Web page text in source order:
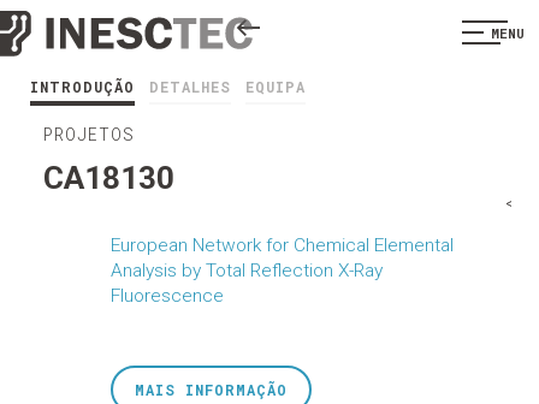
MENU
INTRODUÇÃO DETALHES EQUIPA
PROJETOS
CA18130
European Network for Chemical Elemental
Analysis by Total Reflection X-Ray
Fluorescence
<
MAIS INFORMAÇÃO